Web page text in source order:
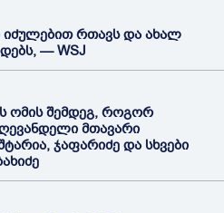
იძულებით რთავს და ახალ
— WSJ
ომის შემდეგ, როგორ
მთავარი
ჯაფარიძე და სხვები